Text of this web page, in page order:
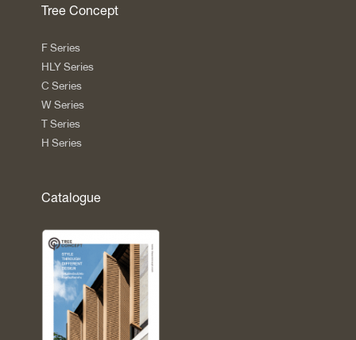
Tree Concept
F Series
HLY Series
C Series
W Series
T Series
H Series
Catalogue